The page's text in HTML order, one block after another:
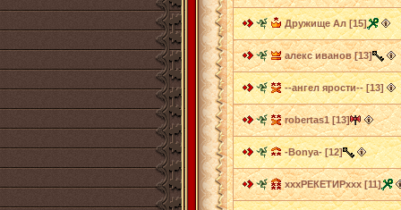
Дружище Ал [15]
алекс иванов [13]
--ангел ярости-- [13]
robertas1 [13]
-Bonya- [12]
хххРЕКЕТИРххх [11]